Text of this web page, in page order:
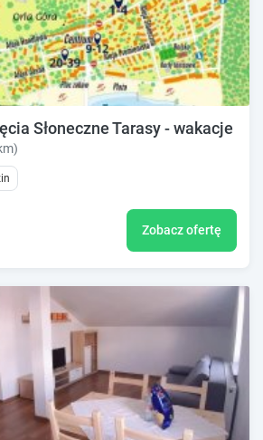
Słoneczne Tarasy - wakacje
Zobacz ofertę